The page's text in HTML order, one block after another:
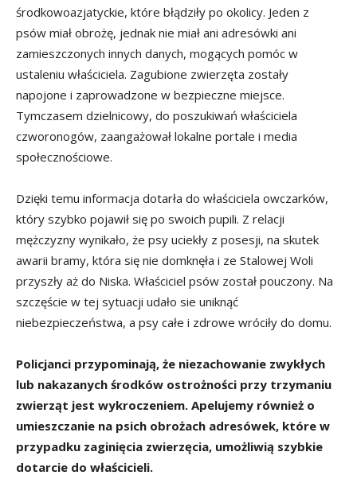
środkowoazjatyckie, które błądziły po okolicy. Jeden z
psów miał obrożę, jednak nie miał ani adresówki ani
zamieszczonych innych danych, mogących pomóc w
ustaleniu właściciela. Zagubione zwierzęta zostały
napojone i zaprowadzone w bezpieczne miejsce.
Tymczasem dzielnicowy, do poszukiwań właściciela
czworonogów, zaangażował lokalne portale i media
społecznościowe.
Dzięki temu informacja dotarła do właściciela owczarków,
który szybko pojawił się po swoich pupili. Z relacji
mężczyzny wynikało, że psy uciekły z posesji, na skutek
awarii bramy, która się nie domknęła i ze Stalowej Woli
przyszły aż do Niska. Właściciel psów został pouczony. Na
szczęście w tej sytuacji udało sie uniknąć
niebezpieczeństwa, a psy całe i zdrowe wróciły do domu.
Policjanci przypominają, że niezachowanie zwykłych
lub nakazanych środków ostrożności przy trzymaniu
zwierząt jest wykroczeniem. Apelujemy również o
umieszczanie na psich obrożach adresówek, które w
przypadku zaginięcia zwierzęcia, umożliwią szybkie
dotarcie do właścicieli.